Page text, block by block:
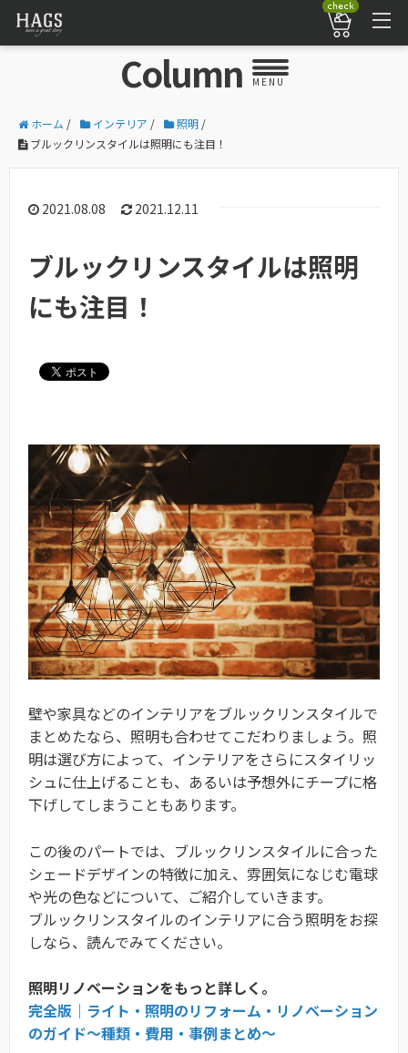
check
Column MENU
ホーム / インテリア / 照明 /
ブルックリンスタイルは照明にも注目！
2021.08.08 2021.12.11
ブルックリンスタイルは照明
にも注目！
壁や家具などのインテリアをブルックリンスタイルで
まとめたなら、照明も合わせてこだわりましょう。照
明は選び方によって、インテリアをさらにスタイリッ
シュに仕上げることも、あるいは予想外にチープに格
下げしてしまうこともあります。
この後のパートでは、ブルックリンスタイルに合った
シェードデザインの特徴に加え、雰囲気になじむ電球
や光の色などについて、ご紹介していきます。
ブルックリンスタイルのインテリアに合う照明をお探
しなら、読んでみてください。
照明リノベーションをもっと詳しく。
完全版｜ライト・照明のリフォーム・リノベーション
のガイド〜種類・費用・事例まとめ〜